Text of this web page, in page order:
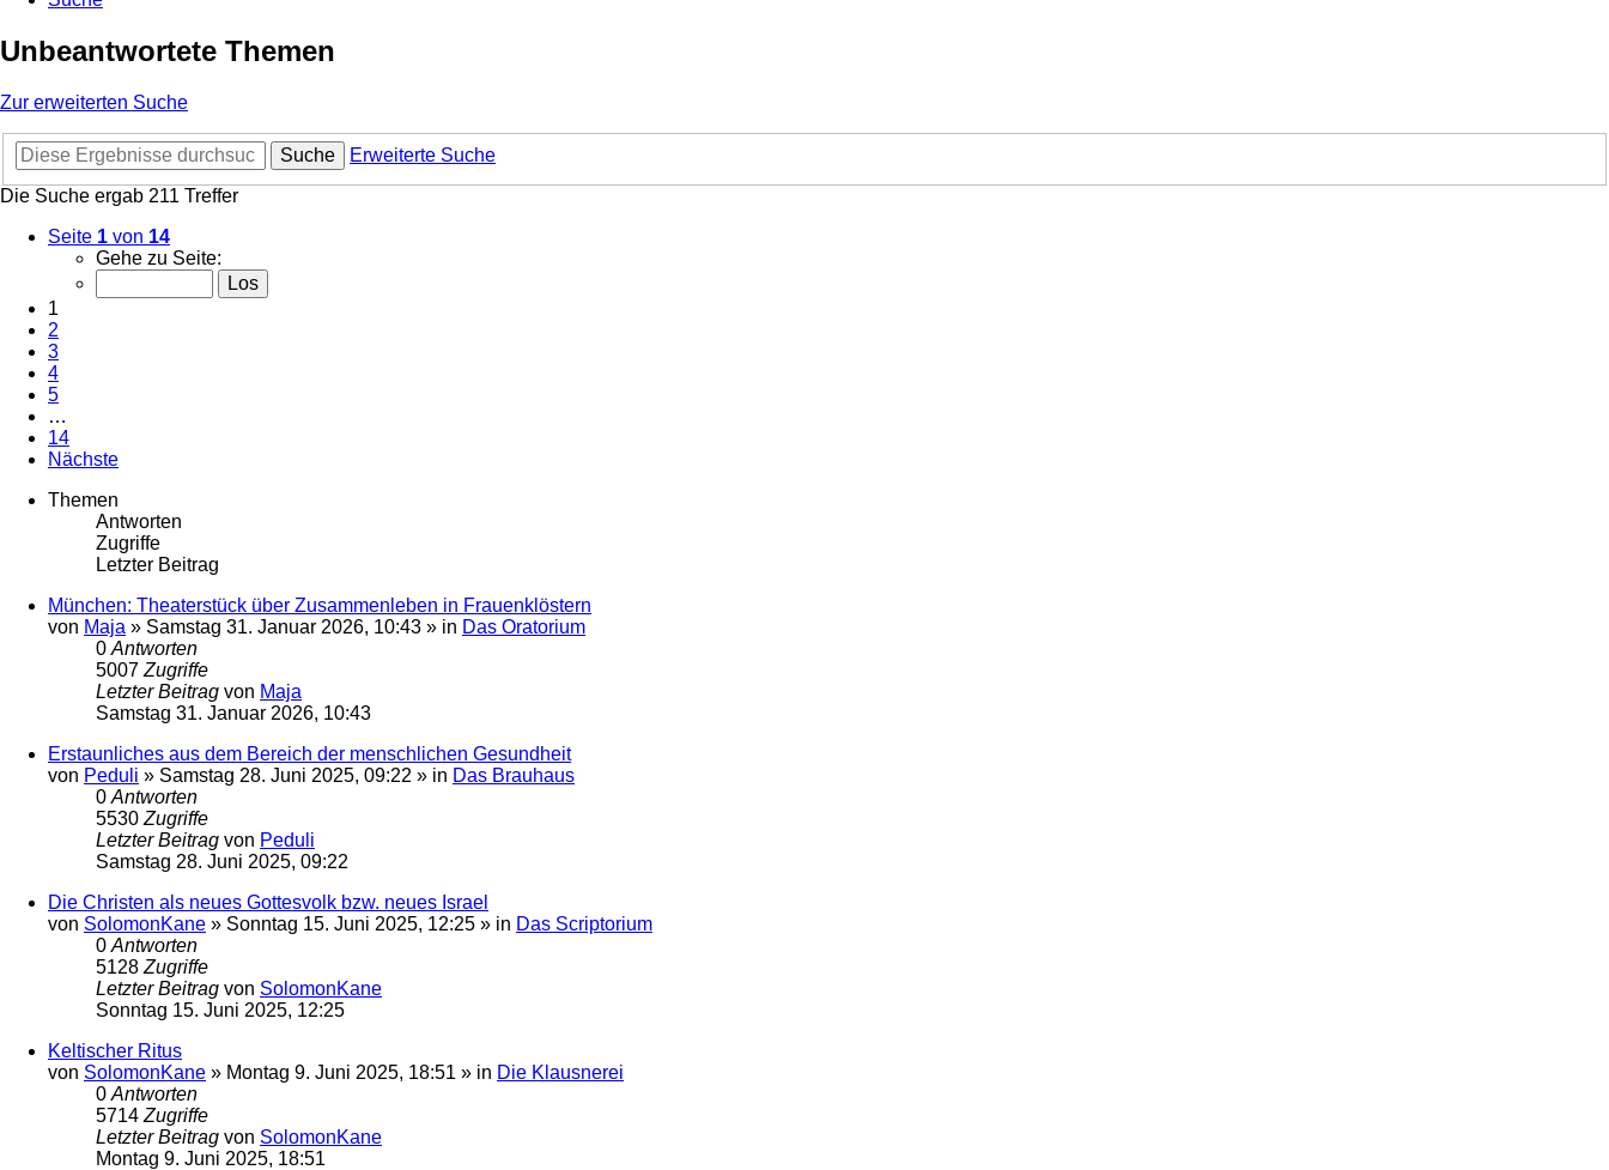
Unbeantwortete Themen
Zur erweiterten Suche
Suche
Erweiterte Suche
Die Suche ergab 211 Treffer
Seite 1 von 14
Gehe zu Seite:
1
2
3
4
5
…
14
Nächste
Themen
Antworten
Zugriffe
Letzter Beitrag
München: Theaterstück über Zusammenleben in Frauenklöstern
von Maja » Samstag 31. Januar 2026, 10:43 » in Das Oratorium
0 Antworten
5007 Zugriffe
Letzter Beitrag von Maja
Samstag 31. Januar 2026, 10:43
Erstaunliches aus dem Bereich der menschlichen Gesundheit
von Peduli » Samstag 28. Juni 2025, 09:22 » in Das Brauhaus
0 Antworten
5530 Zugriffe
Letzter Beitrag von Peduli
Samstag 28. Juni 2025, 09:22
Die Christen als neues Gottesvolk bzw. neues Israel
von SolomonKane » Sonntag 15. Juni 2025, 12:25 » in Das Scriptorium
0 Antworten
5128 Zugriffe
Letzter Beitrag von SolomonKane
Sonntag 15. Juni 2025, 12:25
Keltischer Ritus
von SolomonKane » Montag 9. Juni 2025, 18:51 » in Die Klausnerei
0 Antworten
5714 Zugriffe
Letzter Beitrag von SolomonKane
Montag 9. Juni 2025, 18:51